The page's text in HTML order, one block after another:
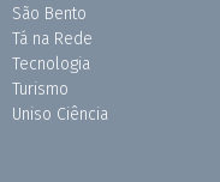
São Bento
Tá na Rede
Tecnologia
Turismo
Uniso Ciência